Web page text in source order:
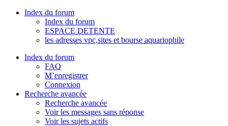
Index du forum
Index du forum
ESPACE DETENTE
les adresses vpc,sites et bourse aquariophile
Index du forum
FAQ
M’enregistrer
Connexion
Recherche avancée
Recherche avancée
Voir les messages sans réponse
Voir les sujets actifs